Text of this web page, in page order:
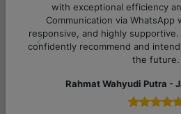
and professionalism.
WhatsApp was equally smooth,
supportive. This is a journal I would
and intend to publish with again in
Putra - Jakarta Selatan
Previous